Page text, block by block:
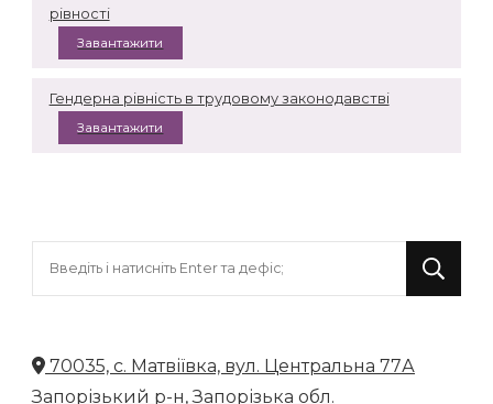
рівності
Завантажити
Гендерна рівність в трудовому законодавстві
Завантажити
70035, с. Матвіївка, вул. Центральна 77А
Запорізький р-н, Запорізька обл.